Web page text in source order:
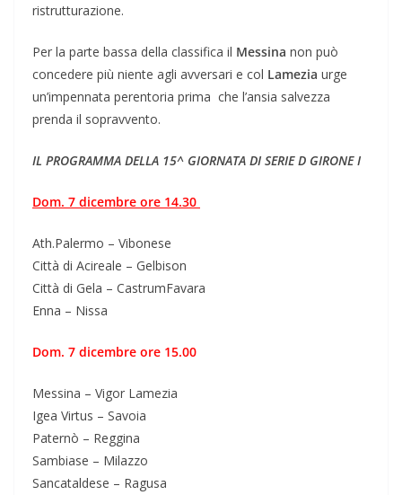
ristrutturazione.
Per la parte bassa della classifica il Messina non può
concedere più niente agli avversari e col Lamezia urge
un’impennata perentoria prima che l’ansia salvezza
prenda il sopravvento.
IL PROGRAMMA DELLA 15^ GIORNATA DI SERIE D GIRONE I
Dom. 7 dicembre ore 14.30
Ath.Palermo – Vibonese
Città di Acireale – Gelbison
Città di Gela – CastrumFavara
Enna – Nissa
Dom. 7 dicembre ore 15.00
Messina – Vigor Lamezia
Igea Virtus – Savoia
Paternò – Reggina
Sambiase – Milazzo
Sancataldese – Ragusa